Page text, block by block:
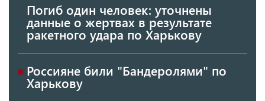
Погиб один человек: уточнены
данные о жертвах в результате
ракетного удара по Харькову
Россияне били "Бандеролями" по
Харькову